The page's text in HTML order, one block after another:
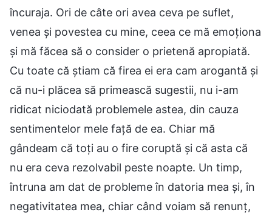
încuraja. Ori de câte ori avea ceva pe suflet,
venea și povestea cu mine, ceea ce mă emoționa
și mă făcea să o consider o prietenă apropiată.
Cu toate că știam că firea ei era cam arogantă și
că nu-i plăcea să primească sugestii, nu i-am
ridicat niciodată problemele astea, din cauza
sentimentelor mele față de ea. Chiar mă
gândeam că toți au o fire coruptă și că asta că
nu era ceva rezolvabil peste noapte. Un timp,
întruna am dat de probleme în datoria mea și, în
negativitatea mea, chiar când voiam să renunț,